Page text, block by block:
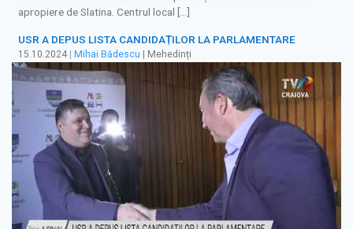
apropiere de Slatina. Centrul local […]
USR A DEPUS LISTA CANDIDAȚILOR LA PARLAMENTARE
15.10.2024 | Mihai Bădescu | Mehedinți